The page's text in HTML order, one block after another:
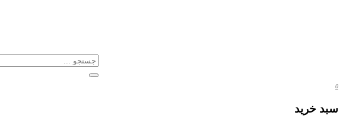
0
سبد خرید